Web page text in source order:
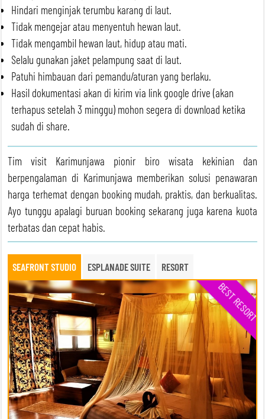
Hindari menginjak terumbu karang di laut.
Tidak mengejar atau menyentuh hewan laut.
Tidak mengambil hewan laut, hidup atau mati.
Selalu gunakan jaket pelampung saat di laut.
Patuhi himbauan dari pemandu/aturan yang berlaku.
Hasil dokumentasi akan di kirim via link google drive (akan
terhapus setelah 3 minggu) mohon segera di download ketika
sudah di share.
Tim visit Karimunjawa pionir biro wisata kekinian dan
berpengalaman di Karimunjawa memberikan solusi penawaran
harga terhemat dengan booking mudah, praktis, dan berkualitas.
Ayo tunggu apalagi buruan booking sekarang juga karena kuota
terbatas dan cepat habis.
SEAFRONT STUDIO ESPLANADE SUITE RESORT
BEST RESORT